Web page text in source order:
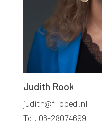
Judith Rook
judith@flipped.nl
Tel. 06-28074699